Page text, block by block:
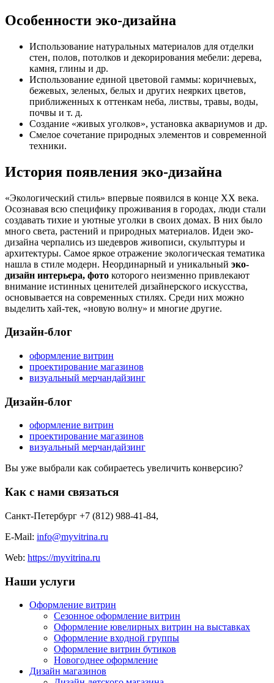
Особенности эко-дизайна
Использование натуральных материалов для отделки
стен, полов, потолков и декорирования мебели: дерева,
камня, глины и др.
Использование единой цветовой гаммы: коричневых,
бежевых, зеленых, белых и других неярких цветов,
приближенных к оттенкам неба, листвы, травы, воды,
почвы и т. д.
Создание «живых уголков», установка аквариумов и др.
Смелое сочетание природных элементов и современной
техники.
История появления эко-дизайна
«Экологический стиль» впервые появился в конце XX века.
Осознавая всю специфику проживания в городах, люди стали
создавать тихие и уютные уголки в своих домах. В них было
много света, растений и природных материалов. Идеи эко-
дизайна черпались из шедевров живописи, скульптуры и
архитектуры. Самое яркое отражение экологическая тематика
нашла в стиле модерн. Неординарный и уникальный эко-
дизайн интерьера, фото которого неизменно привлекают
внимание истинных ценителей дизайнерского искусства,
основывается на современных стилях. Среди них можно
выделить хай-тек, «новую волну» и многие другие.
Дизайн-блог
оформление витрин
проектирование магазинов
визуальный мерчандайзинг
Дизайн-блог
оформление витрин
проектирование магазинов
визуальный мерчандайзинг
Вы уже выбрали как собираетесь увеличить конверсию?
Как с нами связаться
Санкт-Петербург +7 (812) 988-41-84,
E-Mail: info@myvitrina.ru
Web: https://myvitrina.ru
Наши услуги
Оформление витрин
Сезонное оформление витрин
Оформление ювелирных витрин на выставках
Оформление входной группы
Оформление витрин бутиков
Новогоднее оформление
Дизайн магазинов